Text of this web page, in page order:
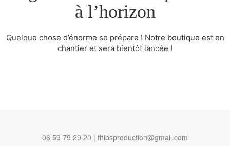
à l’horizon
Quelque chose d’énorme se prépare ! Notre boutique est en
chantier et sera bientôt lancée !
06 59 79 29 20 | thibsproduction@gmail.com